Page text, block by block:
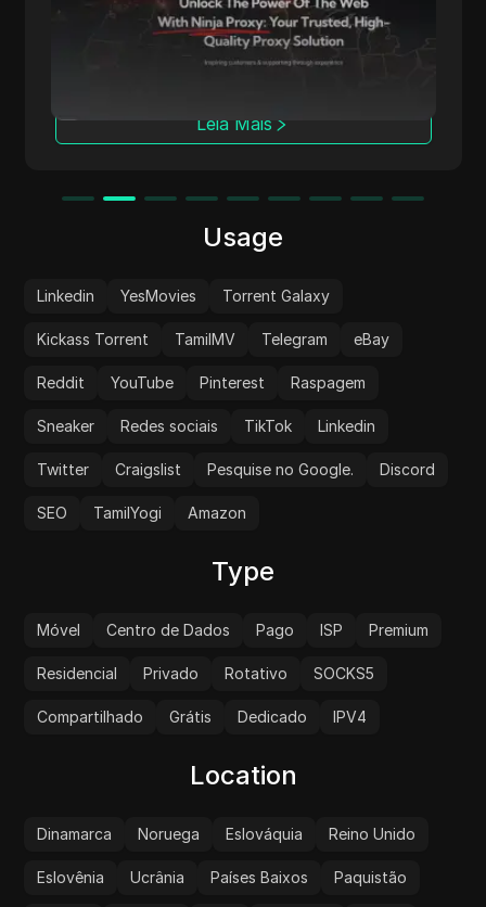
oferecendo proxies de alta qualidade para
acesso anônimo à web. Sua rede global
abrange mais de 50 locais geográficos,
proxies de centro de dados, residenciais e
móveis.
Leia Mais
Usage
Linkedin YesMovies Torrent Galaxy
Kickass Torrent TamilMV Telegram eBay
Reddit YouTube Pinterest Raspagem
Sneaker Redes sociais TikTok Linkedin
Twitter Craigslist Pesquise no Google. Discord
SEO TamilYogi Amazon
Type
Móvel Centro de Dados Pago ISP Premium
Residencial Privado Rotativo SOCKS5
Compartilhado Grátis Dedicado IPV4
Location
Dinamarca Noruega Eslováquia Reino Unido
Eslovênia Ucrânia Países Baixos Paquistão